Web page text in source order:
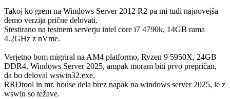
Takoj ko grem na Windows Server 2012 R2 pa mi tudi najnovejša
demo verzija prične delovati.
Stestirano na testnem serverju intel core i7 4790k, 14GB rama
4.2GHz z nVme.
Verjetno bom migriral na AM4 platformo, Ryzen 9 5950X, 24GB
DDR4, Windows Server 2025, ampak moram biti prvo prepričan,
da bo deloval wswin32.exe.
RRDtool in mr. house dela brez napak na windows server 2025, le z
wswin so težave.